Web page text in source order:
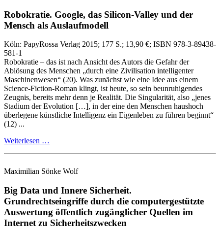
Robokratie. Google, das Silicon-Valley und der
Mensch als Auslaufmodell
Köln: PapyRossa Verlag 2015; 177 S.; 13,90 €; ISBN 978-3-89438-
581-1
Robokratie – das ist nach Ansicht des Autors die Gefahr der
Ablösung des Menschen „durch eine Zivilisation intelligenter
Maschinenwesen“ (20). Was zunächst wie eine Idee aus einem
Science‑Fiction‑Roman klingt, ist heute, so sein beunruhigendes
Zeugnis, bereits mehr denn je Realität. Die Singularität, also „jenes
Stadium der Evolution […], in der eine den Menschen haushoch
überlegene künstliche Intelligenz ein Eigenleben zu führen beginnt“
(12) ...
Weiterlesen …
Maximilian Sönke Wolf
Big Data und Innere Sicherheit.
Grundrechtseingriffe durch die computergestützte
Auswertung öffentlich zugänglicher Quellen im
Internet zu Sicherheitszwecken